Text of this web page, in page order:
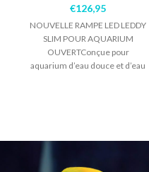
€126,95
NOUVELLE RAMPE LED LEDDY
SLIM POUR AQUARIUM
OUVERTConçue pour
aquarium d’eau douce et d’eau